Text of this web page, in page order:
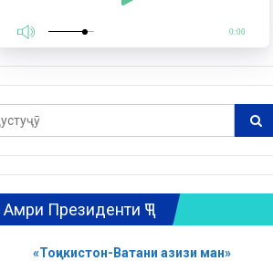
0:00
Амри Президенти ҶТ
«Тоҷикистон-Ватани азизи ман»